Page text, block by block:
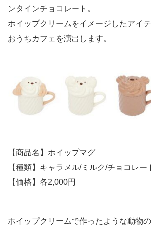
ンタインチョコレート。
ホイップクリームをイメージしたアイ
おうちカフェを演出します。
【商品名】ホイップマグ
【種類】キャラメル/ミルク/チョコレー
【価格】各2,000円
ホイップクリームで作ったような動物